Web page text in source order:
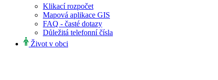
Klikací rozpočet
Mapová aplikace GIS
FAQ - časté dotazy
Důležitá telefonní čísla
Život v obci